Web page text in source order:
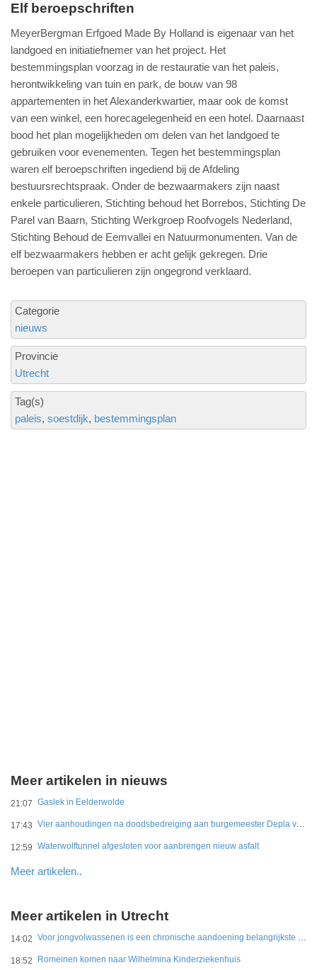
Elf beroepschriften
MeyerBergman Erfgoed Made By Holland is eigenaar van het
landgoed en initiatiefnemer van het project. Het
bestemmingsplan voorzag in de restauratie van het paleis,
herontwikkeling van tuin en park, de bouw van 98
appartementen in het Alexanderkwartier, maar ook de komst
van een winkel, een horecagelegenheid en een hotel. Daarnaast
bood het plan mogelijkheden om delen van het landgoed te
gebruiken voor evenementen. Tegen het bestemmingsplan
waren elf beroepschriften ingediend bij de Afdeling
bestuursrechtspraak. Onder de bezwaarmakers zijn naast
enkele particulieren, Stichting behoud het Borrebos, Stichting De
Parel van Baarn, Stichting Werkgroep Roofvogels Nederland,
Stichting Behoud de Eemvallei en Natuurmonumenten. Van de
elf bezwaarmakers hebben er acht gelijk gekregen. Drie
beroepen van particulieren zijn ongegrond verklaard.
Categorie
nieuws
Provincie
Utrecht
Tag(s)
paleis soestdijk bestemmingsplan
Meer artikelen in nieuws
21:07 Gaslek in Eelderwolde
17:43 Vier aanhoudingen na doodsbedreiging aan burgemeester Depla van Breda
12:59 Waterwolftunnel afgesloten voor aanbrengen nieuw asfalt
Meer artikelen..
Meer artikelen in Utrecht
14:02 Voor jongvolwassenen is een chronische aandoening belangrijkste belemmering
18:52 Romeinen komen naar Wilhelmina Kinderziekenhuis